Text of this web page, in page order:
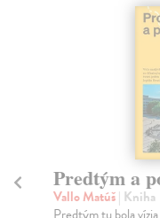
Město a
Murakami Haruki|